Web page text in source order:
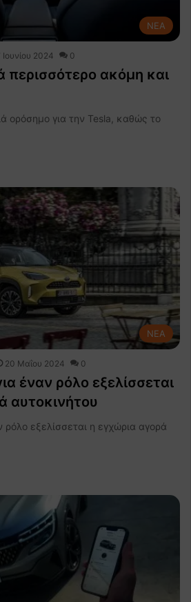
NEA
Ιουνίου 2024 0
περισσότερο ακόμη και
ορόσημο για την Tesla, καθώς το
NEA
20 Μαΐου 2024 0
έναν ρόλο εξελίσσεται
αυτοκινήτου
εξελίσσεται η εγχώρια αγορά